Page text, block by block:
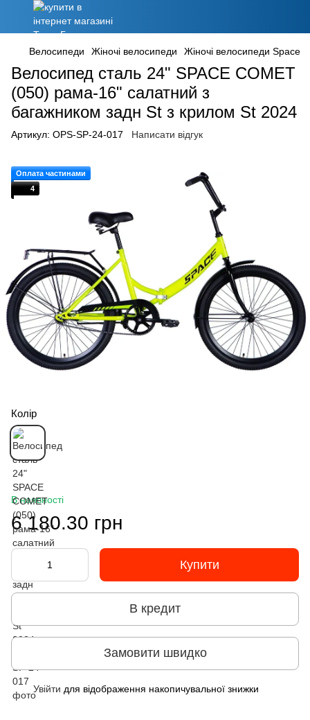
Велосипеди Жіночі велосипеди Жіночі велосипеди Space
Велосипед сталь 24" SPACE COMET
(050) рама-16" салатний з
багажником задн St з крилом St 2024
Артикул: OPS-SP-24-017 Написати відгук
Оплата частинами
4
Колір
В наявності
6 180.30 грн
Купити
В кредит
Замовити швидко
Увійти для відображення накопичувальної знижки